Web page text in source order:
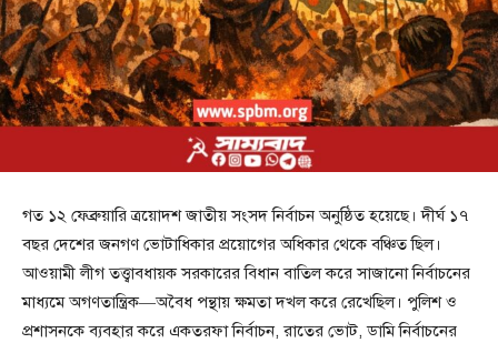
গত ১২ ফেব্রুয়ারি ত্রয়োদশ জাতীয় সংসদ নির্বাচন অনুষ্ঠিত হয়েছে। দীর্ঘ ১৭
বছর দেশের জনগণ ভোটাধিকার প্রয়োগের অধিকার থেকে বঞ্চিত ছিল।
আওয়ামী লীগ তত্ত্বাবধায়ক সরকারের বিধান বাতিল করে সাজানো নির্বাচনের
মাধ্যমে অগণতান্ত্রিক—অবৈধ পন্থায় ক্ষমতা দখল করে রেখেছিল। পুলিশ ও
প্রশাসনকে ব্যবহার করে একতরফা নির্বাচন, রাতের ভোট, ডামি নির্বাচনের